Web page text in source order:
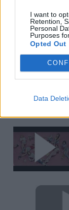
I want to
Retention,
Personal
Purposes
Opted Out
Data
Trouver des
Trouver un
meilleur prix
Paroles +